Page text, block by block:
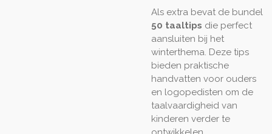
Als extra bevat de bundel
50 taaltips die perfect
aansluiten bij het
winterthema. Deze tips
bieden praktische
handvatten voor ouders
en logopedisten om de
taalvaardigheid van
kinderen verder te